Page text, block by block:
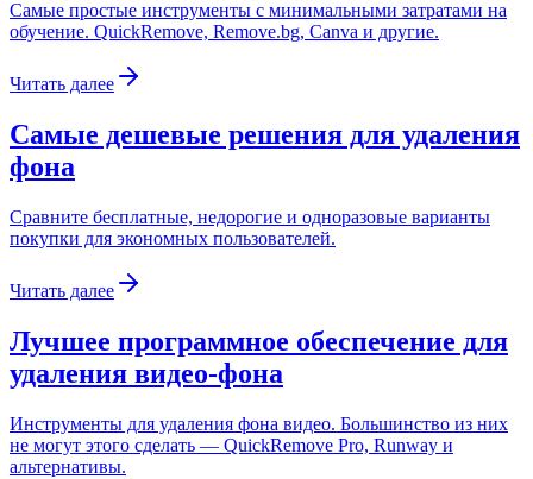
Самые простые инструменты с минимальными затратами на
обучение. QuickRemove, Remove.bg, Canva и другие.
Читать далее
Самые дешевые решения для удаления
фона
Сравните бесплатные, недорогие и одноразовые варианты
покупки для экономных пользователей.
Читать далее
Лучшее программное обеспечение для
удаления видео-фона
Инструменты для удаления фона видео. Большинство из них
не могут этого сделать — QuickRemove Pro, Runway и
альтернативы.